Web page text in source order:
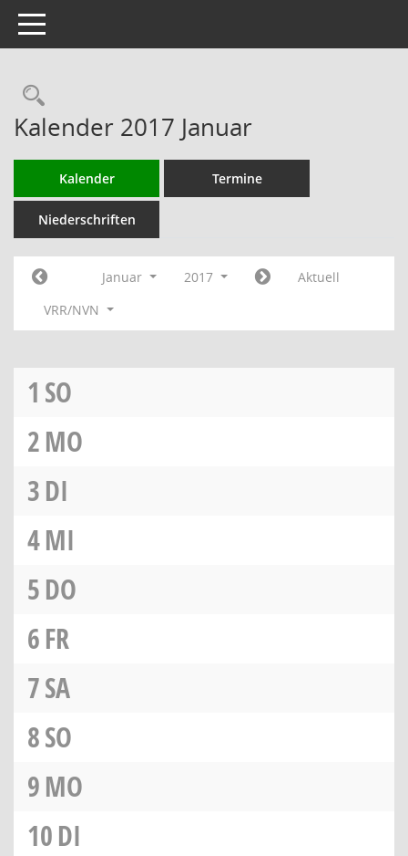
Toggle navigation
Rechercheauswahl
Kalender 2017 Januar
Kalender Termine
Niederschriften
Januar 2017
Aktuell
VRR/NVN
1 SO
2MO
3DI
4MI
5DO
6FR
7SA
8SO
9MO
10DI